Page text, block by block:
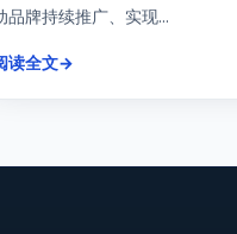
品牌持续推广、实现...
读全文→